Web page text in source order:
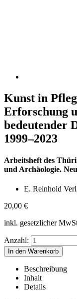
Kunst in
Erforschung
bedeutender
1999–2023
Arbeitsheft des
und Archäologie.
E. Reinhold
20,00 €
inkl. gesetzlicher
Anzahl:
Beschreibung
Inhalt
Details